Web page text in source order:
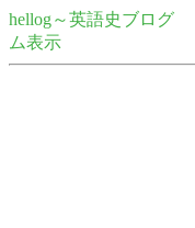
hellog～英語史ブログ
ム表示